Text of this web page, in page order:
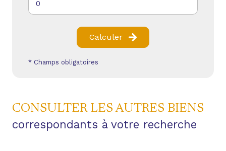
Calculer
* Champs obligatoires
CONSULTER LES AUTRES BIENS
correspondants à votre recherche